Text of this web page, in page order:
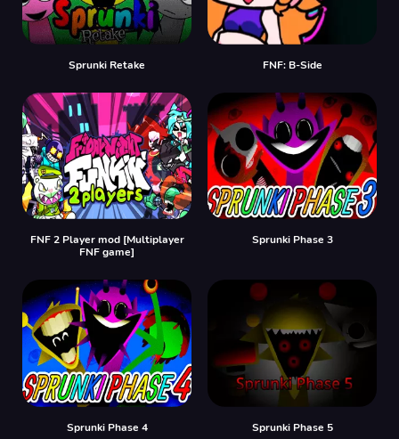
Sprunki Retake FNF: B-Side
FNF 2 Player mod [Multiplayer
FNF game]
Sprunki Phase 3
Sprunki Phase 4 Sprunki Phase 5